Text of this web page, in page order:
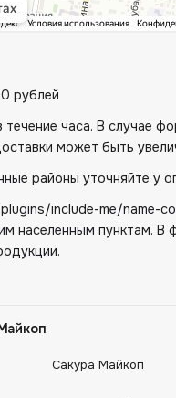
рублей
течение часа. В случае
может быть
районы уточняйте у
include-me/name-
населенным пунктам.
Сакура Майкоп